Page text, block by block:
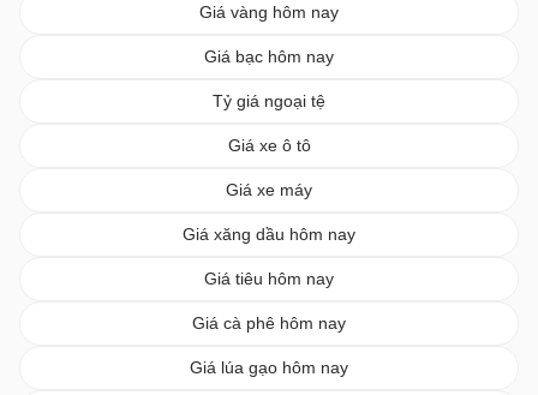
Giá vàng hôm nay
Giá bạc hôm nay
Tỷ giá ngoại tệ
Giá xe ô tô
Giá xe máy
Giá xăng dầu hôm nay
Giá tiêu hôm nay
Giá cà phê hôm nay
Giá lúa gạo hôm nay